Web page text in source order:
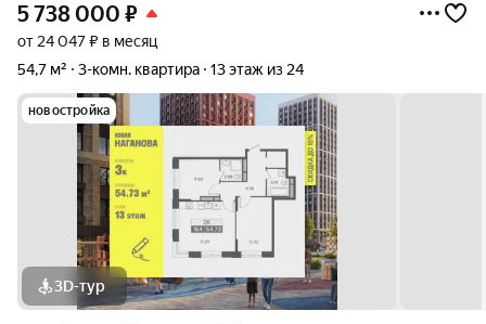
5 738 000 ₽
от 24 047 ₽ в месяц
54,7 м²
3-комн. квартира 13 этаж из 24
новостройка
3D-тур